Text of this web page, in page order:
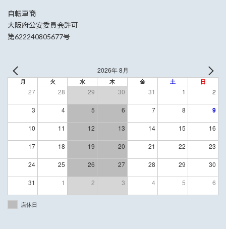
自転車商
大阪府公安委員会許可
第622240805677号
2026年 8月
月 火 水 木 金 土 日
27 28 29 30 31 1 2
3 4 5 6 7 8 9
10 11 12 13 14 15 16
17 18 19 20 21 22 23
24 25 26 27 28 29 30
31 1 2 3 4 5 6
店休日